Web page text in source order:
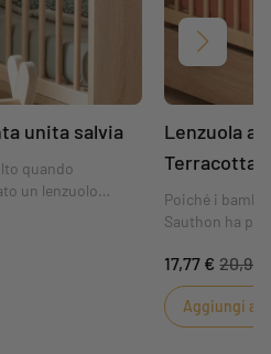
unita salvia
quando
un lenzuolo
Sauthon garantirà
e decorerà
per
cm
Lenzuola a
Terracotta
Poiché i
Sauthon ha
aderente
sonno e
splendido.
Adatto per
17,77 € 20,90
Aggiungi al
Avanti